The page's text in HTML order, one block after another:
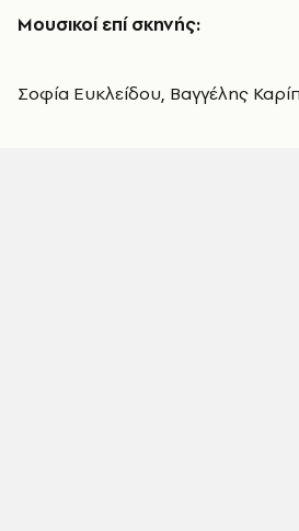
Μουσικοί επί σκηνής:
Σοφία Ευκλείδου, Βαγγέλης